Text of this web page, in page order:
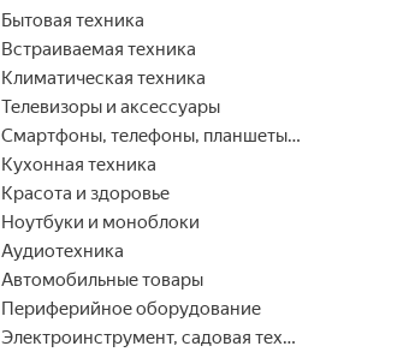
Бытовая техника
Встраиваемая техника
Климатическая техника
Телевизоры и аксессуары
Смартфоны, телефоны, планшеты, часы
Кухонная техника
Красота и здоровье
Ноутбуки и моноблоки
Аудиотехника
Автомобильные товары
Периферийное оборудование
Электроинструмент, садовая техника